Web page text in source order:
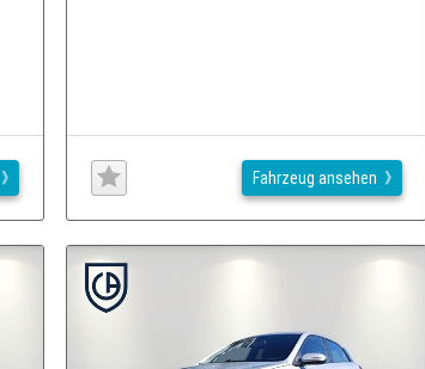
Fahrzeug ansehen